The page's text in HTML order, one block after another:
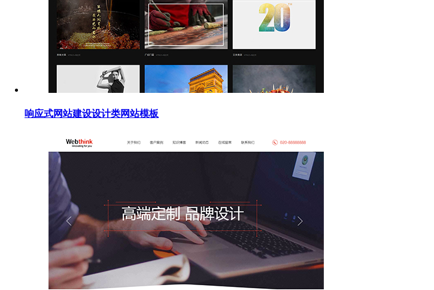
响应式网站建设设计类网站模板